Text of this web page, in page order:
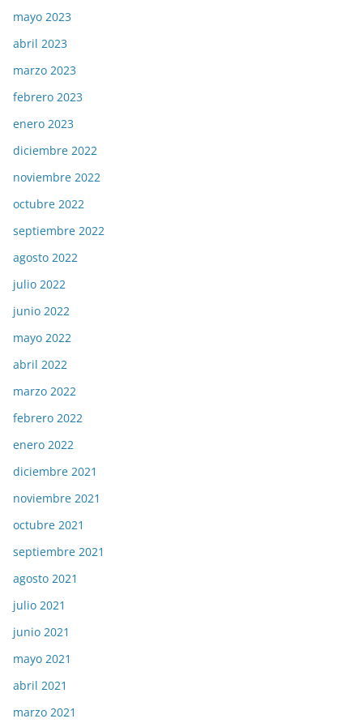
mayo 2023
abril 2023
marzo 2023
febrero 2023
enero 2023
diciembre 2022
noviembre 2022
octubre 2022
septiembre 2022
agosto 2022
julio 2022
junio 2022
mayo 2022
abril 2022
marzo 2022
febrero 2022
enero 2022
diciembre 2021
noviembre 2021
octubre 2021
septiembre 2021
agosto 2021
julio 2021
junio 2021
mayo 2021
abril 2021
marzo 2021